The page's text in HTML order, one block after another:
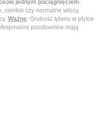
jednym pociągnięciem.
cienkie czy normalne włosy,
Ważne: Grubość tytanu w płytce
prostownice mają